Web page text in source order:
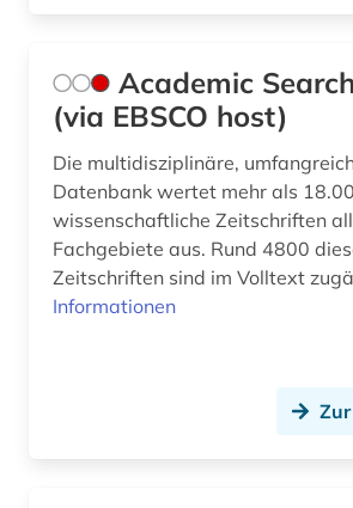
burkina faso (1)
byzantinisches reich (1)
byzantinistik (4)
bäumker (1)
böhmische länder (1)
Academic
(via EBSCO host)
Die multidisziplinäre,
Datenbank wertet mehr als
wissenschaftliche Zeitschriften
Fachgebiete aus. Rund 4800
Zeitschriften sind im Volltext
Informationen